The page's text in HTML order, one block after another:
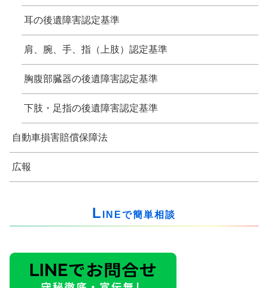
耳の後遺障害認定基準
肩、腕、手、指（上肢）認定基準
胸腹部臓器の後遺障害認定基準
下肢・足指の後遺障害認定基準
自動車損害賠償保障法
広報
L INEで簡単相談